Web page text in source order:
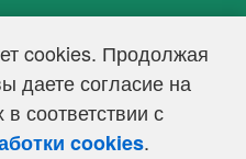
cookies. Продолжая
даете согласие на
соответствии с
cookies.
г.
Эл № ФС 77-39848, выдано
в сфере связи,
коммуникаций